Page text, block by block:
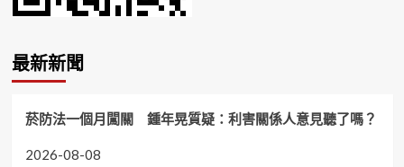
最新新聞
菸防法一個月闖關 鍾年晃質疑：利害關係人意見聽了嗎？
2026-08-08